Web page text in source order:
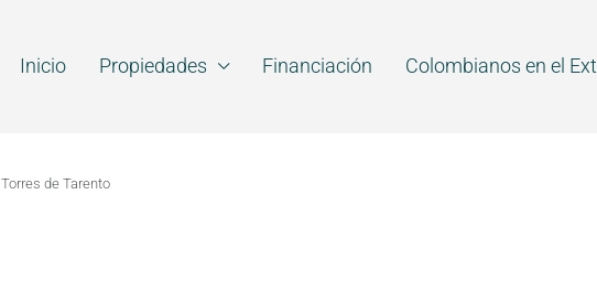
Inicio Propiedades Financiación Colombianos en el
Torres de Tarento